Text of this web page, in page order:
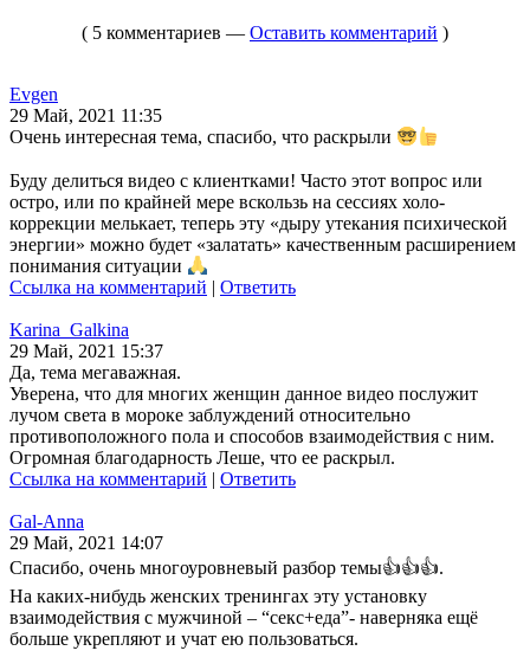
( 5 комментариев — Оставить комментарий )
Evgen
29 Май, 2021 11:35
Очень интересная тема, спасибо, что раскрыли
Буду делиться видео с клиентками! Часто этот вопрос или
остро, или по крайней мере вскользь на сессиях холо-
коррекции мелькает, теперь эту «дыру утекания психической
энергии» можно будет «залатать» качественным расширением
понимания ситуации
Ссылка на комментарий | Ответить
Karina_Galkina
29 Май, 2021 15:37
Да, тема мегаважная.
Уверена, что для многих женщин данное видео послужит
лучом света в мороке заблуждений относительно
противоположного пола и способов взаимодействия с ним.
Огромная благодарность Леше, что ее раскрыл.
Ссылка на комментарий | Ответить
Gal-Anna
29 Май, 2021 14:07
Спасибо, очень многоуровневый разбор темы👍👍👍.
На каких-нибудь женских тренингах эту установку
взаимодействия с мужчиной – “секс+еда”- наверняка ещё
больше укрепляют и учат ею пользоваться.